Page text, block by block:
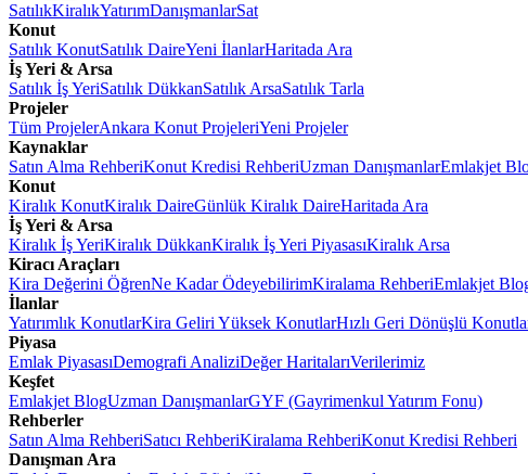
SatılıkKiralıkYatırımDanışmanlarSat
Konut
Satılık KonutSatılık DaireYeni İlanlarHaritada Ara
İş Yeri & Arsa
Satılık İş YeriSatılık DükkanSatılık ArsaSatılık Tarla
Projeler
Tüm ProjelerAnkara Konut ProjeleriYeni Projeler
Kaynaklar
Satın Alma RehberiKonut Kredisi RehberiUzman DanışmanlarEmlakjet
Konut
Kiralık KonutKiralık DaireGünlük Kiralık DaireHaritada Ara
İş Yeri & Arsa
Kiralık İş YeriKiralık DükkanKiralık İş Yeri PiyasasıKiralık Arsa
Kiracı Araçları
Kira Değerini ÖğrenNe Kadar ÖdeyebilirimKiralama RehberiEmlakjet
İlanlar
Yatırımlık KonutlarKira Geliri Yüksek KonutlarHızlı Geri Dönüşlü
Piyasa
Emlak PiyasasıDemografi AnaliziDeğer HaritalarıVerilerimiz
Keşfet
Emlakjet BlogUzman DanışmanlarGYF (Gayrimenkul Yatırım Fonu)
Rehberler
Satın Alma RehberiSatıcı RehberiKiralama RehberiKonut Kredisi Rehberi
Danışman Ara